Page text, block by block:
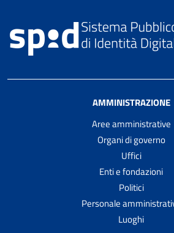
AMMINISTRAZIONE
Aree amministrative
Organi di governo
Uffici
Enti e fondazioni
Politici
Personale
Luoghi